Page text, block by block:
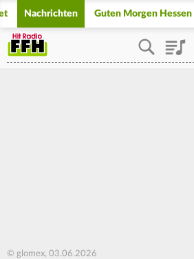
Nachrichten Guten Morgen Hessen
© glomex, 03.06.2026